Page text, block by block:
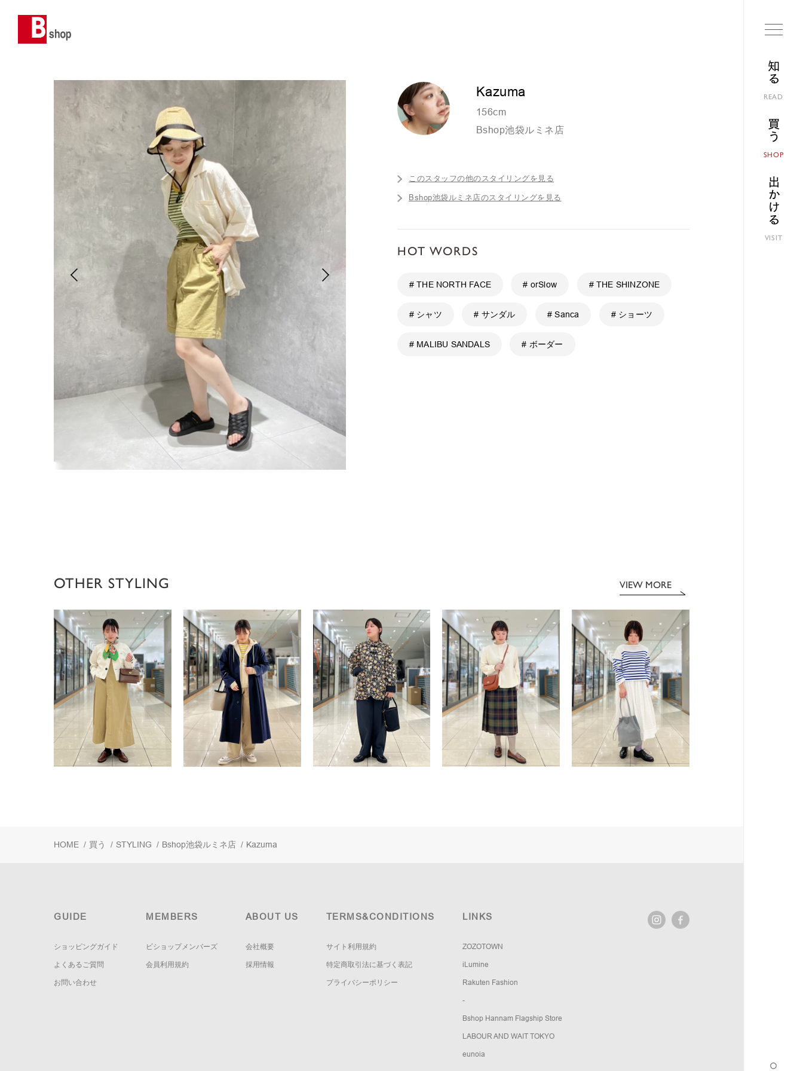
知る
READ
買う
SHOP
出かける
VISIT
Kazuma
156cm
Bshop池袋ルミネ店
このスタッフの他のスタイリングを見る
Bshop池袋ルミネ店のスタイリングを見る
HOT WORDS
# THE NORTH FACE # orSlow # THE SHINZONE
# シャツ # サンダル # Sanca # ショーツ
# MALIBU SANDALS # ボーダー
OTHER STYLING VIEW MORE
HOME / 買う / STYLING / Bshop池袋ルミネ店 / Kazuma
GUIDE
ショッピングガイド
よくあるご質問
お問い合わせ
MEMBERS
ビショップメンバーズ
会員利用規約
ABOUT US
会社概要
採用情報
TERMS&CONDITIONS
サイト利用規約
特定商取引法に基づく表記
プライバシーポリシー
LINKS
ZOZOTOWN
iLumine
Rakuten Fashion
-
Bshop Hannam Flagship Store
LABOUR AND WAIT TOKYO
eunoia